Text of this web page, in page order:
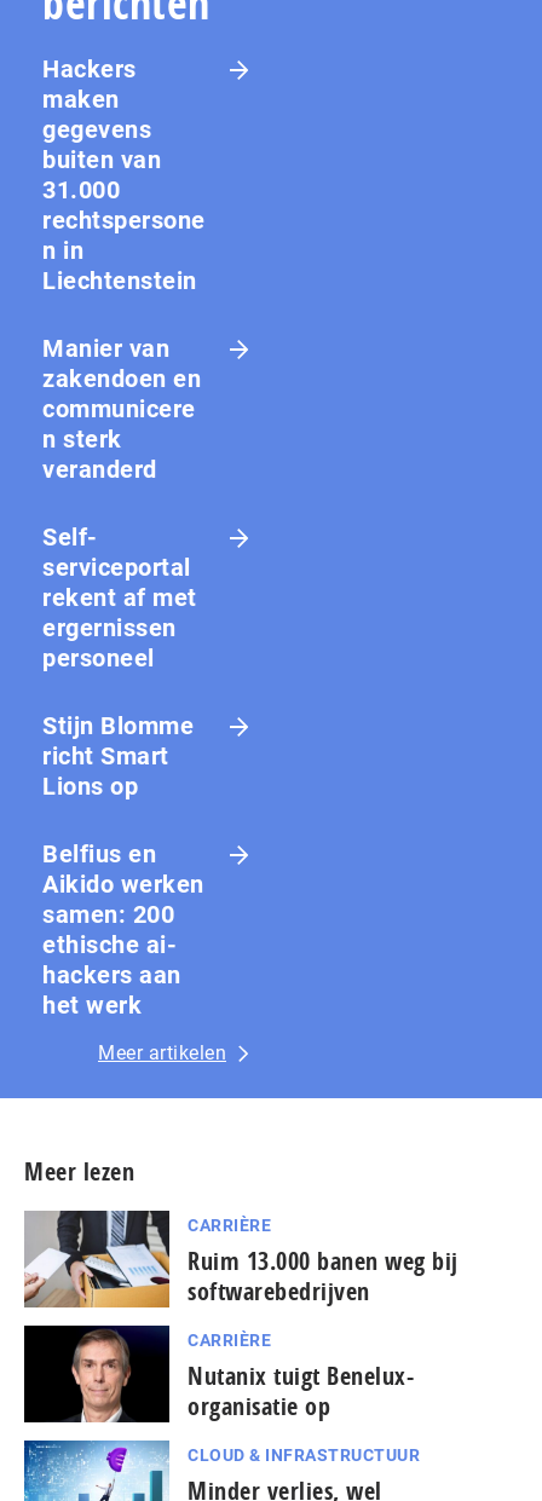
Hackers
maken
gegevens
buiten van
31.000
rechtspersone
n in
Liechtenstein
Manier van
zakendoen en
communicere
n sterk
veranderd
Self-
serviceportal
rekent af met
ergernissen
personeel
Stijn Blomme
richt Smart
Lions op
Belfius en
Aikido werken
samen: 200
ethische ai-
hackers aan
het werk
Meer artikelen
Meer lezen
CARRIÈRE
Ruim 13.000 banen weg bij
softwarebedrijven
CARRIÈRE
Nutanix tuigt Benelux-
organisatie op
CLOUD & INFRASTRUCTUUR
Minder verlies, wel